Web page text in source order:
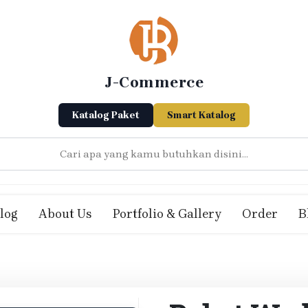
J-Commerce
Katalog Paket Smart Katalog
About Us Portfolio & Gallery Order